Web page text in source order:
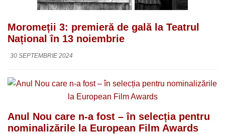
Moromeții 3: premieră de gală la Teatrul
Național în 13 noiembrie
30 SEPTEMBRIE 2024
Anul Nou care n-a fost – în selecția pentru
nominalizările la European Film Awards